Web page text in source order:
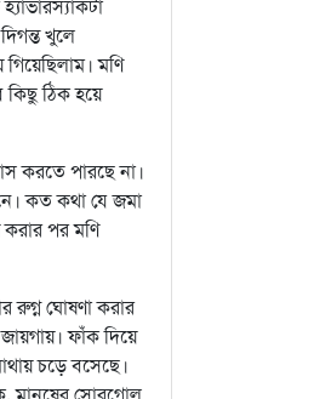
খুলে
মণি
কিছু ঠিক হয়ে
করতে পারছে না।
কত কথা যে জমা
পর মণি
রুগ্ন ঘোষণা করার
ফাঁক দিয়ে
চড়ে বসেছে।